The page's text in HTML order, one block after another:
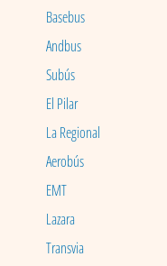
Basebus
Andbus
Subús
El Pilar
La Regional
Aerobús
EMT
Lazara
Transvia